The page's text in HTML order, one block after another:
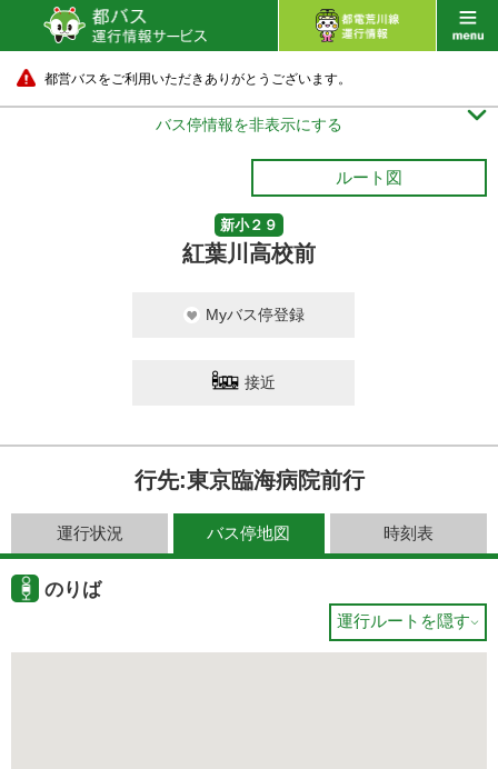
都営バスをご利用いただきありがとうございます。
バス停情報を非表示にする 
ルート図
新小２９
紅葉川高校前
Myバス停登録
接近
行先:東京臨海病院前行
運行状況 バス停地図 時刻表
のりば
運行ルートを隠す